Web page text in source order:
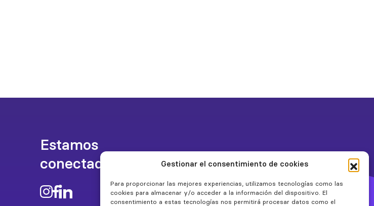
Gestionar el consentimiento de cookies
Para proporcionar las mejores experiencias, utilizamos tecnologías como las
cookies para almacenar y/o acceder a la información del dispositivo. El
consentimiento a estas tecnologías nos permitirá procesar datos como el
Estamos
conectados